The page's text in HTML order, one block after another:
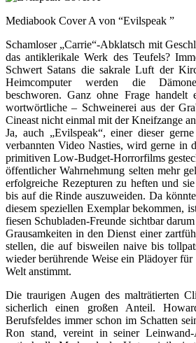
Mediabook Cover A von “Evilspeak ”
Schamloser „Carrie“-Abklatsch mit
das antiklerikale Werk des Teufels?
Schwert Satans die sakrale Luft der
Heimcomputer werden die
beschworen. Ganz ohne Frage
wortwörtliche – Schweinerei aus der
Cineast nicht einmal mit der Kneifzange
Ja, auch „Evilspeak“, einer dieser
verbannten Video Nasties, wird gerne in
primitiven Low-Budget-Horrorfilms
öffentlicher Wahrnehmung selten mehr
erfolgreiche Rezepturen zu heften und
bis auf die Rinde auszuweiden. Da
diesem speziellen Exemplar bekommen,
fiesen Schubladen-Freunde sichtbar
Grausamkeiten in den Dienst einer
stellen, die auf bisweilen naive bis
wieder berührende Weise ein Plädoyer
Welt anstimmt.
Die traurigen Augen des malträtierten
sicherlich einen großen Anteil.
Berufsfeldes immer schon im Schatten
Ron stand, vereint in seiner Leinwand-